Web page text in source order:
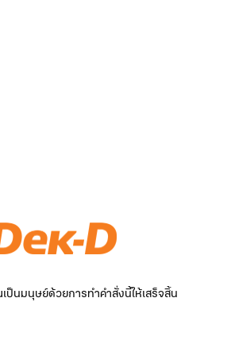
ป็นมนุษย์ด้วยการทำคำสั่งนี้ให้เสร็จสิ้น